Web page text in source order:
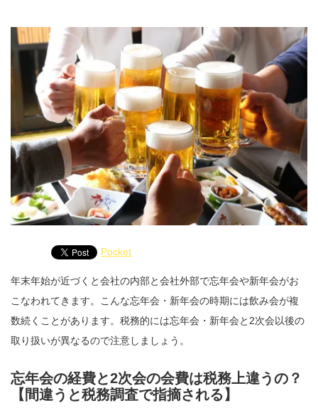
Pocket
年末年始が近づくと会社の内部と会社外部で忘年会や新年会がお
こなわれてきます。こんな忘年会・新年会の時期には飲み会が複
数続くことがあります。税務的には忘年会・新年会と2次会以後の
取り扱いが異なるので注意しましょう。
忘年会の経費と2次会の会費は税務上違うの？
【間違うと税務調査で指摘される】